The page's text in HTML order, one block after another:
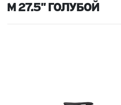
M 27.5" Голубой